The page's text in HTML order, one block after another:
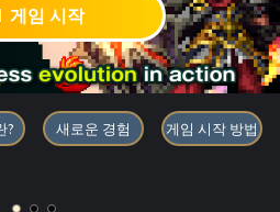
게임 시작
BRAVE
? 새로운 경험 게임 시작 방법